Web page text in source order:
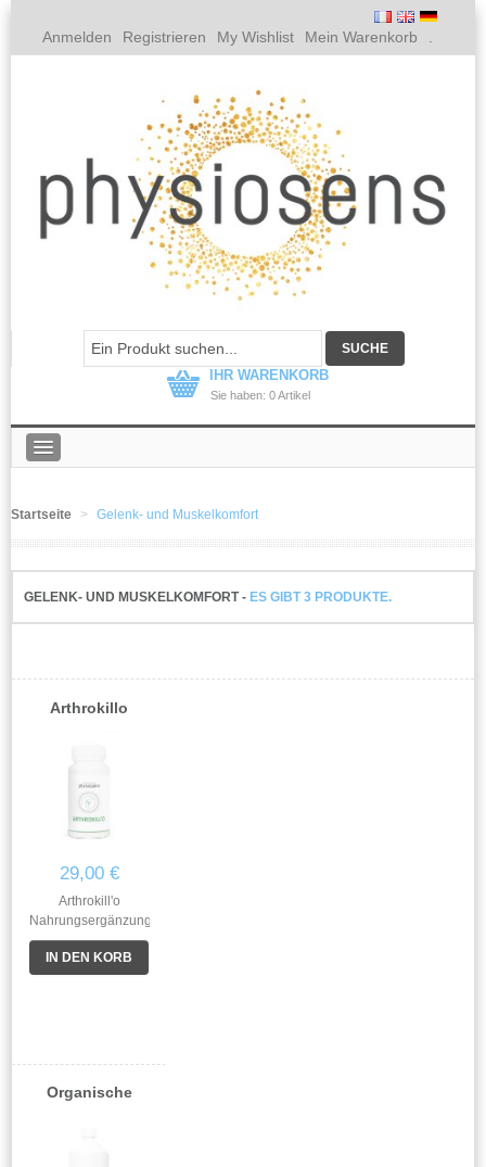
Anmelden Registrieren My Wishlist Mein Warenkorb
IHR WARENKORB
Sie haben: 0 Artikel
PACKS
CHECK
Startseite > Gelenk- und Muskelkomfort
GELENK- UND MUSKELKOMFORT - ES GIBT 3 PRODUKTE.
Arthrokillo
29,00 €
Arthrokill'o
Nahrungsergänzungsmittel
. . . Phytotherapie-
Komplex, informiert
und dynamisiert. . . -
IN DEN KORB
Organische